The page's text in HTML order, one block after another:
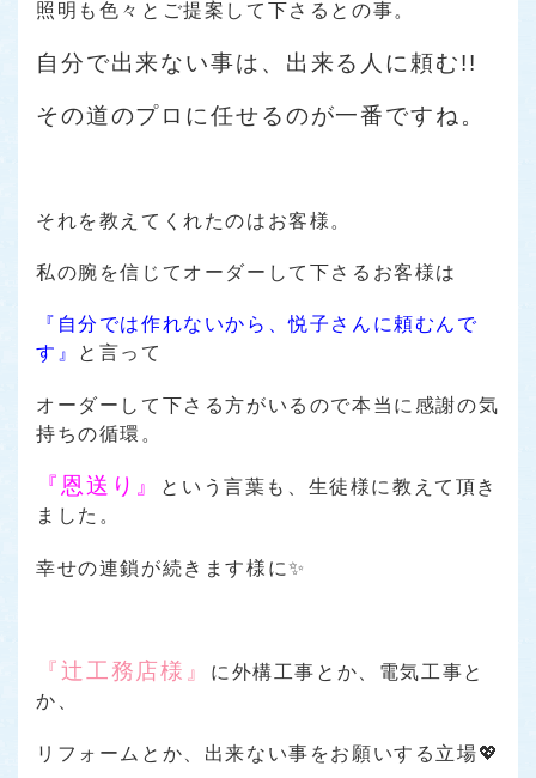
照明も色々とご提案して下さるとの事。
自分で出来ない事は、出来る人に頼む!!
その道のプロに任せるのが一番ですね。
それを教えてくれたのはお客様。
私の腕を信じてオーダーして下さるお客様は
『自分では作れないから、悦子さんに頼むんで
す』
と言って
オーダーして下さる方がいるので本当に感謝の気
持ちの循環。
『恩送り』
という言葉も、生徒様に教えて頂き
ました。
幸せの連鎖が続きます様に✨
『辻工務店様』
に外構工事とか、電気工事と
か、
リフォームとか、出来ない事をお願いする立場💖